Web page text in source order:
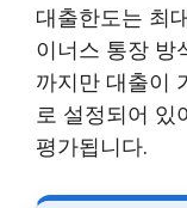
대출한도는 최
이너스 통장 방
까지만 대출이
로 설정되어 있
평가됩니다.